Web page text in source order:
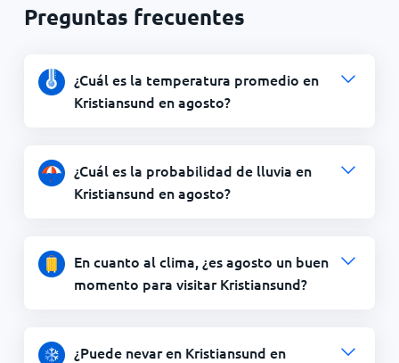
Preguntas frecuentes
¿Cuál es la temperatura promedio en
Kristiansund en agosto?
¿Cuál es la probabilidad de lluvia en
Kristiansund en agosto?
En cuanto al clima, ¿es agosto un buen
momento para visitar Kristiansund?
¿Puede nevar en Kristiansund en